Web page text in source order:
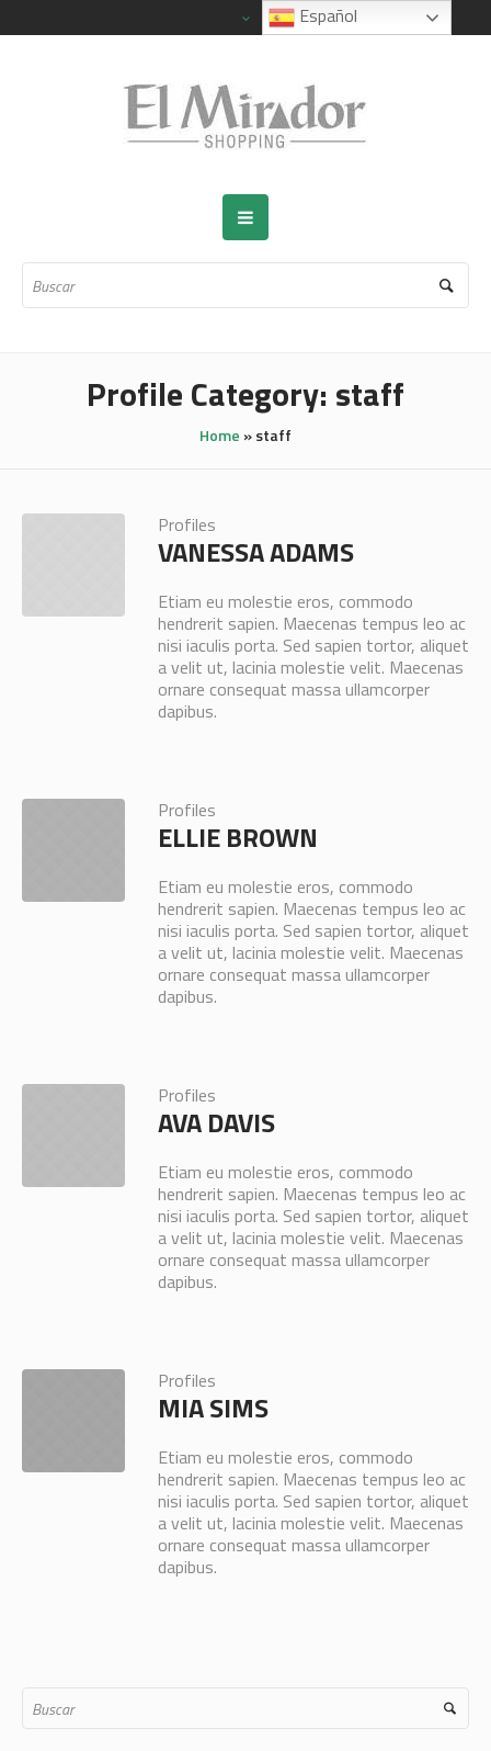
Profile Category: staff
Home »staff
Profiles
VANESSA ADAMS
Etiam eu molestie eros, commodo
hendrerit sapien. Maecenas tempus leo ac
nisi iaculis porta. Sed sapien tortor, aliquet
a velit ut, lacinia molestie velit. Maecenas
ornare consequat massa ullamcorper
dapibus.
Profiles
ELLIE BROWN
Etiam eu molestie eros, commodo
hendrerit sapien. Maecenas tempus leo ac
nisi iaculis porta. Sed sapien tortor, aliquet
a velit ut, lacinia molestie velit. Maecenas
ornare consequat massa ullamcorper
dapibus.
Profiles
AVA DAVIS
Etiam eu molestie eros, commodo
hendrerit sapien. Maecenas tempus leo ac
nisi iaculis porta. Sed sapien tortor, aliquet
a velit ut, lacinia molestie velit. Maecenas
ornare consequat massa ullamcorper
dapibus.
Profiles
MIA SIMS
Etiam eu molestie eros, commodo
hendrerit sapien. Maecenas tempus leo ac
nisi iaculis porta. Sed sapien tortor, aliquet
a velit ut, lacinia molestie velit. Maecenas
ornare consequat massa ullamcorper
dapibus.
Español